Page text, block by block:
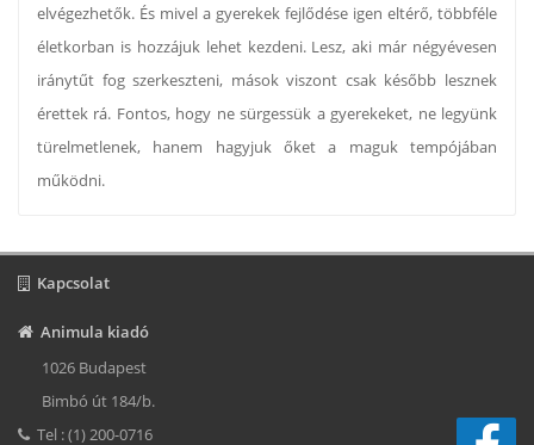
elvégezhetők. És mivel a gyerekek fejlődése igen eltérő, többféle
életkorban is hozzájuk lehet kezdeni. Lesz, aki már négyévesen
iránytűt fog szerkeszteni, mások viszont csak később lesznek
érettek rá. Fontos, hogy ne sürgessük a gyerekeket, ne legyünk
türelmetlenek, hanem hagyjuk őket a maguk tempójában
működni.
Kapcsolat
Animula kiadó
1026 Budapest
Bimbó út 184/b.
Tel : (1) 200-0716